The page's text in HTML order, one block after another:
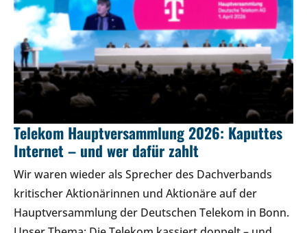
Telekom Hauptversammlung 2026: Kaputtes
Internet – und wer dafür zahlt
Wir waren wieder als Sprecher des Dachverbands
kritischer Aktionärinnen und Aktionäre auf der
Hauptversammlung der Deutschen Telekom in Bonn.